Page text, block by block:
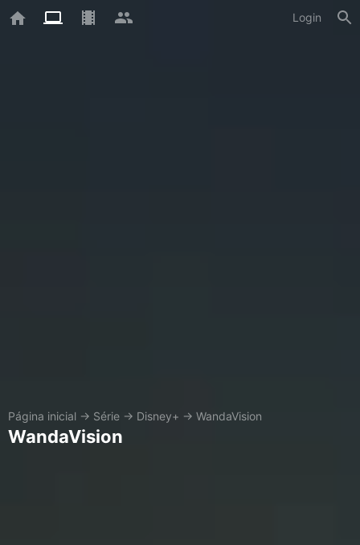
Login
Página inicial → Série → Disney+ → WandaVision
WandaVision